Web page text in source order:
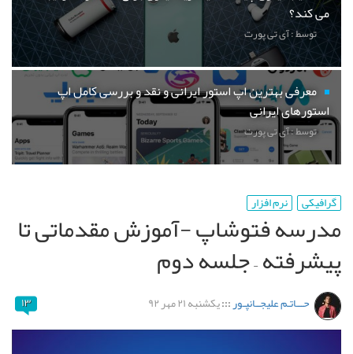
می کند؟
توسط : آی تی پورت
معرفی بهترین اپ استور ایرانی و نقد و بررسی کامل اپ
استورهای ایرانی
توسط : آی تی پورت
گرافیکی نرم افزار
مدرسه فتوشاپ -آموزش مقدماتی تا
پیشرفته – جلسه دوم
حـــاتـم علیجــانپـور:::یکشنبه ۲۱ مهر ۹۲ ۱۳